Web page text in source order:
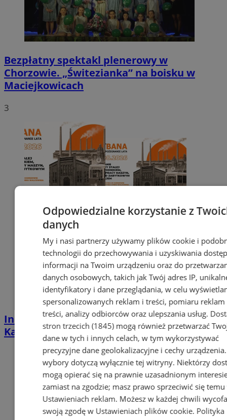
Bezpłatny spektakl plenerowy w
Chorzowie. „Świtezianka” na boisku w
Maciejkowicach
3
Industrialna podróż przez Chorzów i
Katowice. Nadchodzi HUTBANA 2026
Odpowiedzialne korzystanie z
danych
My i nasi partnerzy używamy plików cookie i
technologii do przechowywania i uzyskiwania
informacji na Twoim urządzeniu oraz do
danych osobowych, takich jak Twój adres IP,
identyfikatory i dane przeglądania, w celu
spersonalizowanych reklam i treści, pomiaru reklam
treści, analizy odbiorców oraz ulepszania usług.
stron trzecich (1845)mogą również przetwarzać
dane w tych i innych celach, w tym wykorzystywać
precyzyjne dane geolokalizacyjne i cechy
wybory dotyczą wyłącznie tej witryny. Niektórzy
mogą opierać się na prawnie uzasadnionym
zamiast na zgodzie; masz prawo sprzeciwić się temu
Ustawieniach reklam. Możesz w każdej chwili
swoją zgodę w Ustawieniach plików cookie. Polityka